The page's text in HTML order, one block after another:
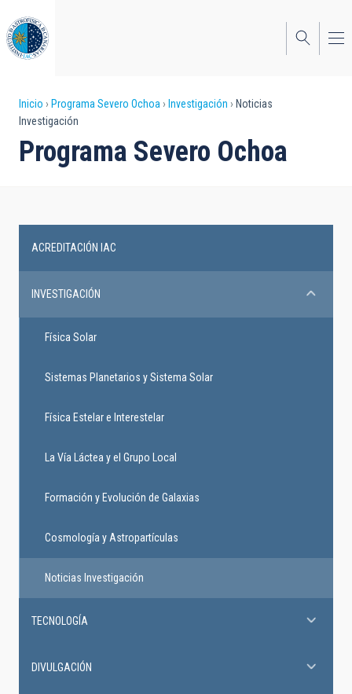
al
contenido
principal
Sobrescribir
enlaces
de
a
la
navegación
Inicio Programa Severo Ochoa Investigación
Noticias
Investigación
Programa Severo Ochoa
Ochoa
Programme
ACREDITACIÓN IAC
INVESTIGACIÓN
Física Solar
Sistemas Planetarios y Sistema Solar
Física Estelar e Interestelar
La Vía Láctea y el Grupo Local
Formación y Evolución de Galaxias
Cosmología y Astropartículas
Noticias Investigación
TECNOLOGÍA
DIVULGACIÓN